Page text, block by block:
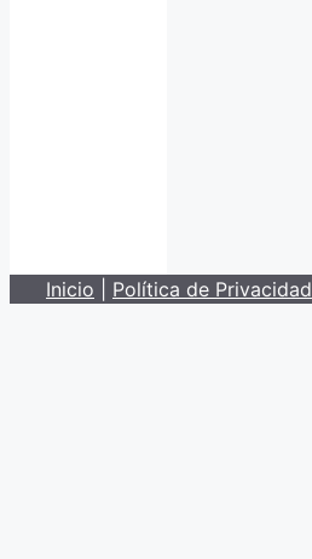
Inicio Política de Privacidad